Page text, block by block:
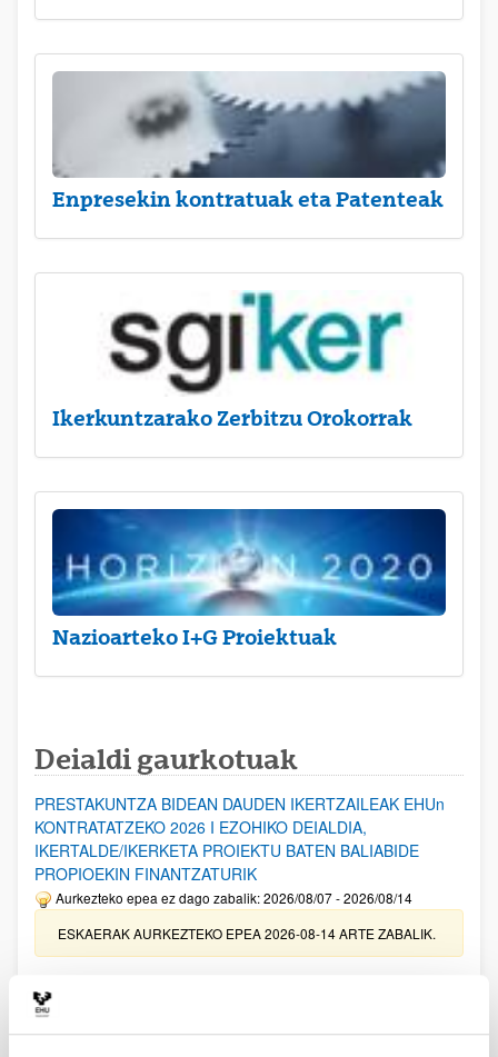
Enpresekin kontratuak eta Patenteak
Ikerkuntzarako Zerbitzu Orokorrak
Nazioarteko I+G Proiektuak
Deialdi gaurkotuak
PRESTAKUNTZA BIDEAN DAUDEN IKERTZAILEAK EHUn
KONTRATATZEKO 2026 I EZOHIKO DEIALDIA,
IKERTALDE/IKERKETA PROIEKTU BATEN BALIABIDE
PROPIOEKIN FINANTZATURIK
Aurkezteko epea ez dago zabalik: 2026/08/07 - 2026/08/14
ESKAERAK AURKEZTEKO EPEA 2026-08-14 ARTE ZABALIK.
erosi eta berritzeko laguntzak 2026
Izapide irekia